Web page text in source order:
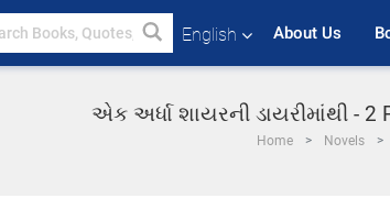
English About Us
એક અર્ધા શાયરની ડાયરીમાંથી - 2
Home Novels